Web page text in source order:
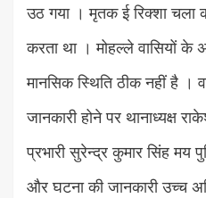
उठ गया । मृतक ई रिक्शा चला
करता था । मोहल्ले वासियों के
मानसिक स्थिति ठीक नहीं है ।
जानकारी होने पर थानाध्यक्ष
प्रभारी सुरेन्द्र कुमार सिंह
और घटना की जानकारी उच्च